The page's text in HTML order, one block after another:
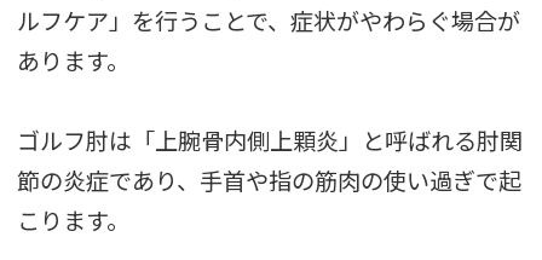
ルフケア」を行うことで、症状がやわらぐ場合が
あります。
ゴルフ肘は「上腕骨内側上顆炎」と呼ばれる肘関
節の炎症であり、手首や指の筋肉の使い過ぎで起
こります。